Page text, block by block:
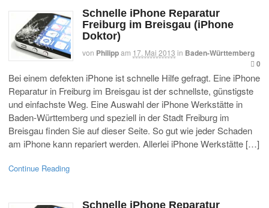
Schnelle iPhone Reparatur
Freiburg im Breisgau (iPhone
Doktor)
von Philippam 17. Mai 2013 in Baden-Württemberg
0
Bei einem defekten iPhone ist schnelle Hilfe gefragt. Eine iPhone
Reparatur in Freiburg im Breisgau ist der schnellste, günstigste
und einfachste Weg. Eine Auswahl der iPhone Werkstätte in
Baden-Württemberg und speziell in der Stadt Freiburg im
Breisgau finden Sie auf dieser Seite. So gut wie jeder Schaden
am iPhone kann repariert werden. Allerlei iPhone Werkstätte […]
Continue Reading
Schnelle iPhone Reparatur